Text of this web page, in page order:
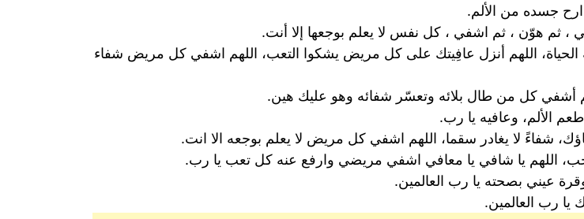
جسده من الألم.
هوّن ، ثم اشفي ، كل نفس لا يعلم بوجعها إلا أنت.
الحياة، اللهم أنزل عافِيتك على كل مريض يشكوا التعب، اللهم اشفي كل مريض شفاء
أشفي كل من طال بلائه وتعسّر شفائه وهو عليك هين.
الألم، وعافيه يا رب.
شفاءً لا يغادر سقما، اللهم اشفي كل مريض لا يعلم بوجعه الا انت.
اللهم يا شافي يا معافي اشفي مريضي وارفع عنه كل تعب يا رب.
عيني بصحته يا رب العالمين.
يا رب العالمين.